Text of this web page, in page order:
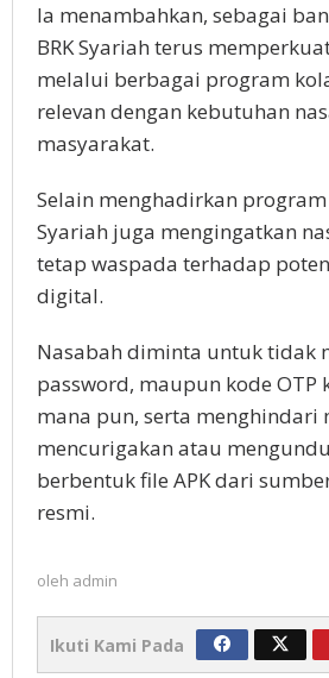
Ia menambahkan, sebagai
BRK Syariah terus
melalui berbagai program
relevan dengan kebutuhan
masyarakat.
Selain menghadirkan program
Syariah juga mengingatkan
tetap waspada terhadap
digital.
Nasabah diminta untuk tidak
password, maupun kode OTP
mana pun, serta menghindari
mencurigakan atau
berbentuk file APK dari
resmi.
oleh admin
Ikuti Kami Pada